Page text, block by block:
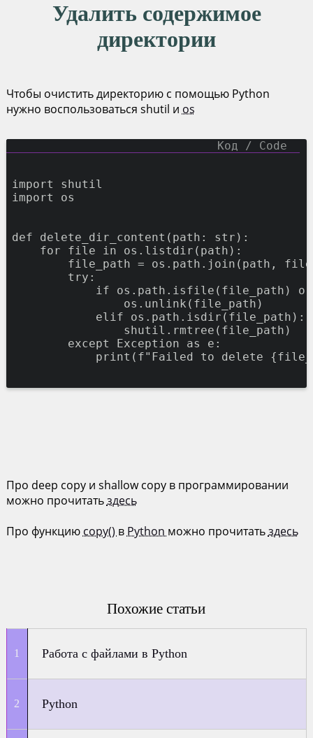
Удалить содержимое
директории
Чтобы очистить директорию с помощью Python
нужно воспользоваться shutil и os
import
shutil
import
os
def delete_dir_content (path: str ):
for
file in
os.listdir(path):
file_path = os.path.join(path,
try :
if
os.path.isfile(file_path)
or
os.unlink(file_path)
elif
os.path.isdir(file_path):
shutil.rmtree(file_path)
except
Exception as
e:
print (f"Failed to delete
Про deep copy и shallow copy в программировании
можно прочитатьздесь
Про функцию copy() в Python можно прочитатьздесь
Похожие статьи
Работа с файлами в Python
Python